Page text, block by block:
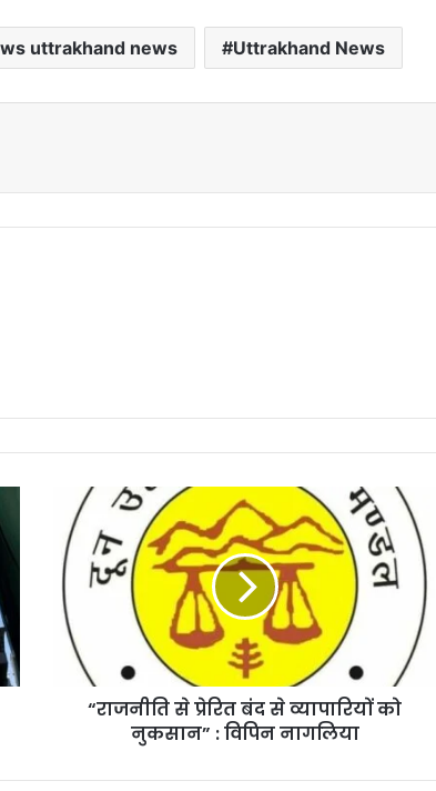
uttrakhand news Uttrakhand News
नी
ति
व्या
“राजनीति से प्रेरित बंद से व्यापारियों को
नुकसान” : विपिन नागलिया